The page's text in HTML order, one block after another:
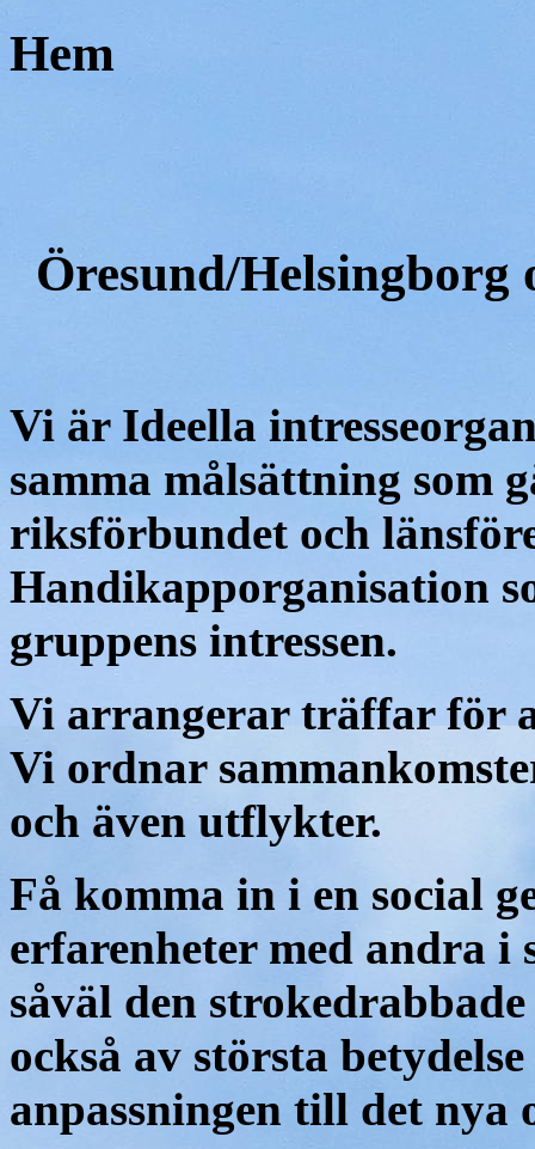
Hem
Öresund/Helsingborg
Vi är Ideella
samma målsättning som
riksförbundet och
Handikapporganisation
gruppens intressen.
Vi arrangerar träffar för
Vi ordnar
och även utflykter.
Få komma in i en social
erfarenheter med andra
såväl den
också av största
anpassningen till det nya